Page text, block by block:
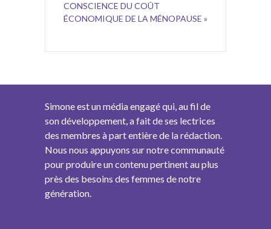
CONSCIENCE DU COÛT
ÉCONOMIQUE DE LA MÉNOPAUSE »
Simone est un média engagé qui, au fil de
son développement, a fait de ses lectrices
des membres à part entière de la rédaction.
Nous nous appuyons sur notre communauté
pour produire un contenu pertinent au plus
près des besoins des femmes de notre
génération.